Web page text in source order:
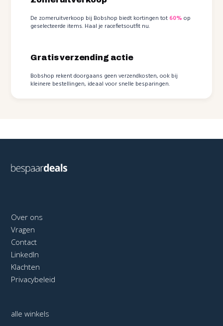
De zomeruitverkoop bij Bobshop biedt kortingen tot 60% op
geselecteerde items. Haal je racefietsoutfit nu.
Gratis verzending actie
Bobshop rekent doorgaans geen verzendkosten, ook bij
kleinere bestellingen, ideaal voor snelle besparingen.
Over ons
Vragen
Contact
LinkedIn
Klachten
Privacybeleid
alle winkels